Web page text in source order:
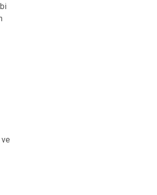
ve